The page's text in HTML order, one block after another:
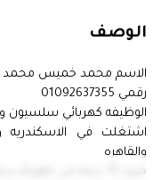
الوصف
الاسم محمد خميس محمد
رقمي 01092637355
الوظيفه كهربائي سلسيون
اشتغلت في الاسكندريه
والقاهره
خبره 15 سنه في